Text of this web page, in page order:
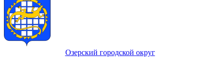
Озерский городской округ